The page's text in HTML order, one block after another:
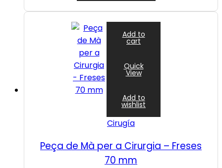
Add to
cart
Quick
View
Add to
wishlist
Cirugía
Peça de Mà per a Cirurgia – Freses
70 mm